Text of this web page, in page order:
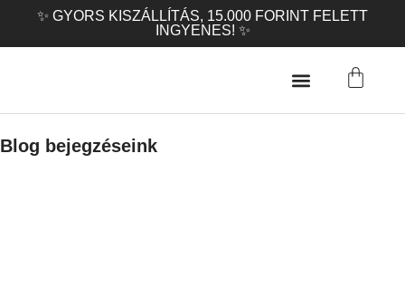
✨ GYORS KISZÁLLÍTÁS, 15.000 FORINT FELETT
INGYENES! ✨
Blog bejegzéseink